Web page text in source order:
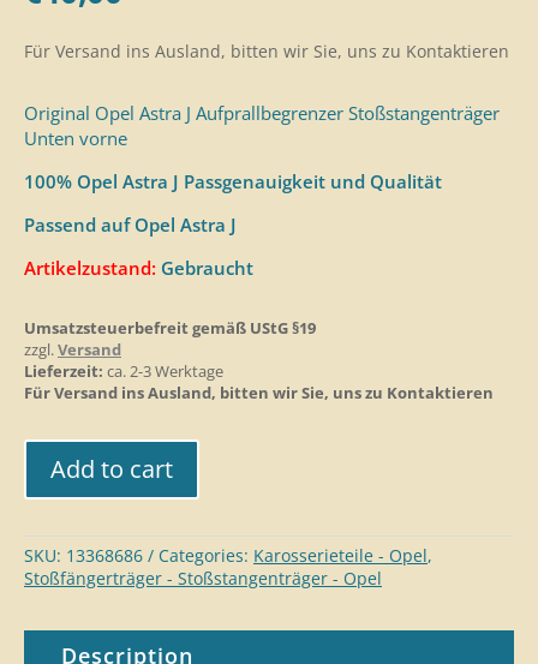
Für Versand ins Ausland, bitten wir Sie, uns zu Kontaktieren
Original Opel Astra J Aufprallbegrenzer Stoßstangenträger
Unten vorne
100% Opel Astra J Passgenauigkeit und Qualität
Passend auf Opel Astra J
Artikelzustand: Gebraucht
Umsatzsteuerbefreit gemäß UStG §19
zzgl.Versand
Lieferzeit: ca. 2-3 Werktage
Für Versand ins Ausland, bitten wir Sie, uns zu Kontaktieren
Add to cart
SKU: 13368686 Categories: Karosserieteil​e - Opel,
Stoßfängerträger - Stoßstangenträger - Opel
Description